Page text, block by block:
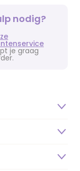
nodig?
je graag